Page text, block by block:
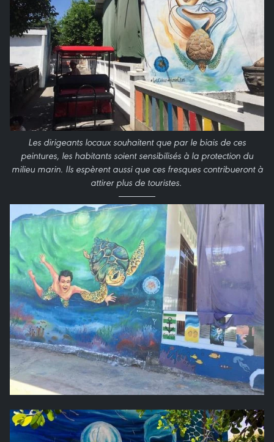
Les dirigeants locaux souhaitent que par le biais de ces
peintures, les habitants soient sensibilisés à la protection du
milieu marin. Ils espèrent aussi que ces fresques contribueront à
attirer plus de touristes.